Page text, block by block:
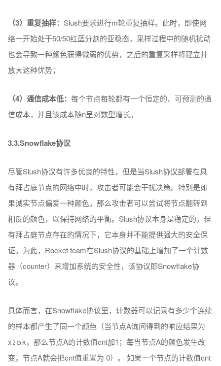
（3）重复抽样：Slush要求进行m轮重复抽样。此时，即使网
络一开始处于50/50红蓝分割的亚稳态，采样过程中的随机扰动
也会导致一种颜色获得微弱的优势，之后的重复采样将建立并
放大这种优势；
（4）通信成本低：每个节点每轮都有一个恒定的、可预测的通
信成本，并且该成本随n呈对数型增长。
3.3.Snowflake协议
尽管Slush协议有许多优良的特性，但是当Slush协议部署在具
有拜占庭节点的网络中时，攻击者可能会干扰决策。特别是如
果诚实节点偏爱一种颜色，那么攻击者可以尝试将节点翻转到
相反的颜色，以保持网络的平衡。Slush协议本身是稳定的，但
有拜占庭节点存在的情况下，它本身并不能提供强大的安全保
证。为此，Rocket team在Slush协议的基础上增加了一个计数
器（counter）来增加系统的安全性，该协议即Snowflake协
议。
具体而言，在Snowflake协议里，计数器可以记录有多少个连续
的样本都产生了同一个颜色（当节点A询问得到的响应结果为
x≥αk，那么节点A的计数值cnt加1；每当节点A的颜色发生改
变，节点A就会把cnt值重置为 0）。 如果一个节点的计数值cnt